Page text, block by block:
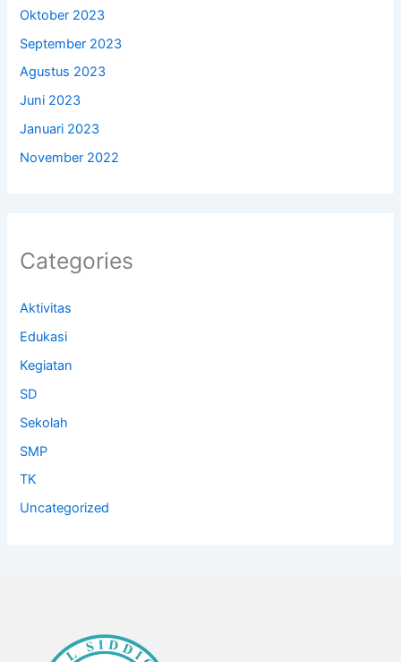
Oktober 2023
September 2023
Agustus 2023
Juni 2023
Januari 2023
November 2022
Categories
Aktivitas
Edukasi
Kegiatan
SD
Sekolah
SMP
TK
Uncategorized